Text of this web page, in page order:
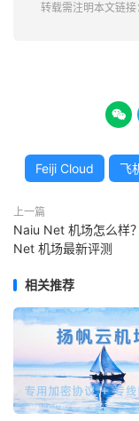
转载需注明本文链接

Feiji Cloud 飞
上一篇
Naiu Net 机场怎么样
Net 机场最新评测
相关推荐